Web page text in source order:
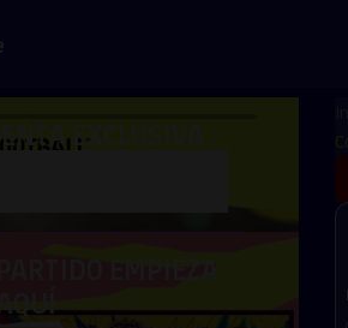
EXCLUSIVA